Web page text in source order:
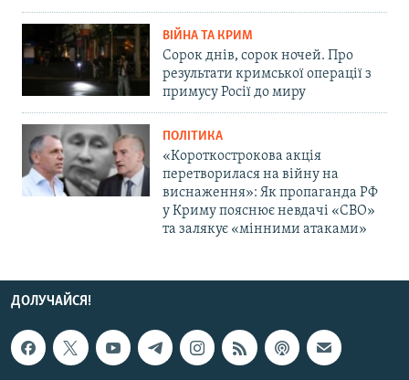
ВІЙНА ТА КРИМ
Сорок днів, сорок ночей. Про
результати кримської операції з
примусу Росії до миру
ПОЛІТИКА
«Короткострокова акція
перетворилася на війну на
виснаження»: Як пропаганда РФ
у Криму пояснює невдачі «СВО»
та залякує «мінними атаками»
ДОЛУЧАЙСЯ!